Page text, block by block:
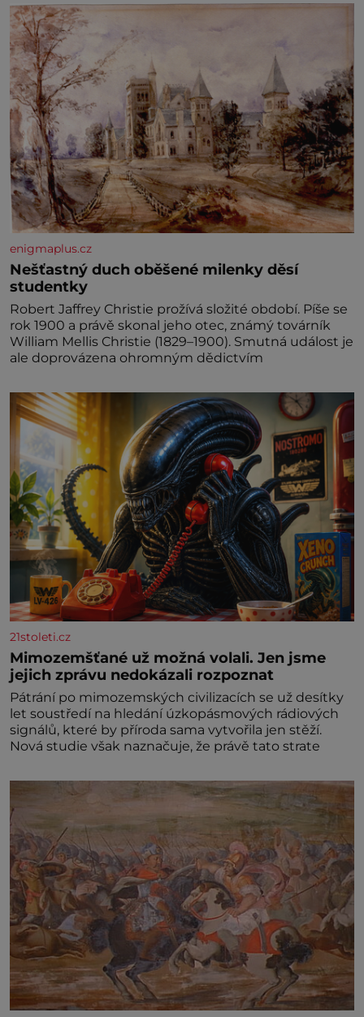
enigmaplus.cz
Nešťastný duch oběšené milenky děsí
studentky
Robert Jaffrey Christie prožívá složité období. Píše se
rok 1900 a právě skonal jeho otec, známý továrník
William Mellis Christie (1829–1900). Smutná událost je
ale doprovázena ohromným dědictvím
21stoleti.cz
Mimozemšťané už možná volali. Jen jsme
jejich zprávu nedokázali rozpoznat
Pátrání po mimozemských civilizacích se už desítky
let soustředí na hledání úzkopásmových rádiových
signálů, které by příroda sama vytvořila jen stěží.
Nová studie však naznačuje, že právě tato strate